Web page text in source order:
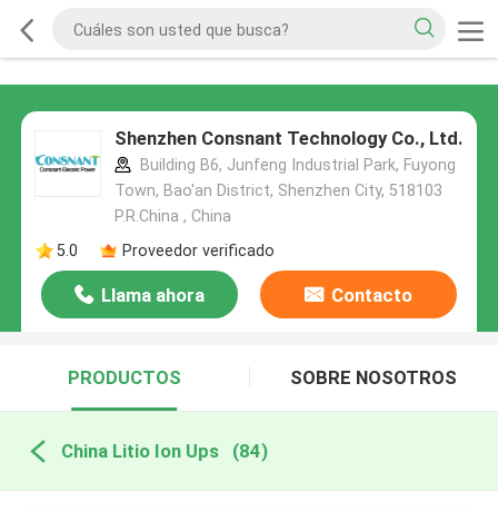
Shenzhen Consnant Technology Co., Ltd.
Building B6, Junfeng Industrial Park, Fuyong
Town, Bao'an District, Shenzhen City, 518103
P.R.China , China
5.0
Proveedor verificado
Llama ahora Contacto
PRODUCTOS SOBRE NOSOTROS
China Litio Ion Ups (84)